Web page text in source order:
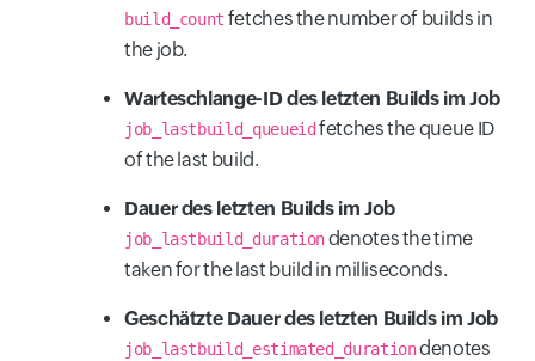
build_count fetches the number of builds in
the job.
Warteschlange-ID des letzten Builds im Job
job_lastbuild_queueidfetches the queue ID
of the last build.
Dauer des letzten Builds im Job
job_lastbuild_durationdenotes the time
taken for the last build in milliseconds.
Geschätzte Dauer des letzten Builds im Job
job_lastbuild_estimated_durationdenotes